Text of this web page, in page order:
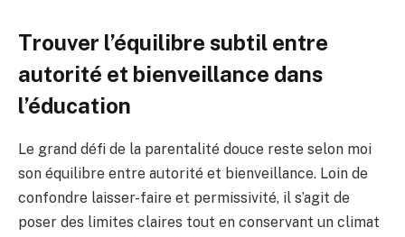
Trouver l’équilibre subtil entre
autorité et bienveillance dans
l’éducation
Le grand défi de la parentalité douce reste selon moi
son équilibre entre autorité et bienveillance. Loin de
confondre laisser-faire et permissivité, il s’agit de
poser des limites claires tout en conservant un climat